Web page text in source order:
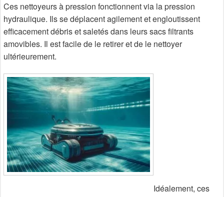
Ces nettoyeurs à pression fonctionnent via la pression
hydraulique. Ils se déplacent agilement et engloutissent
efficacement débris et saletés dans leurs sacs filtrants
amovibles. Il est facile de le retirer et de le nettoyer
ultérieurement.
Idéalement, ces